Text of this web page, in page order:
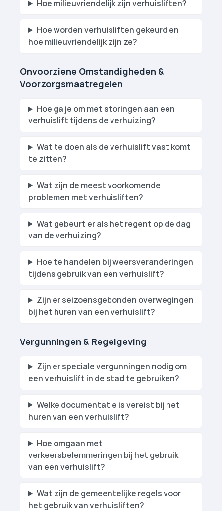
Hoe milieuvriendelijk zijn verhuislift­en?
Hoe worden verhuislift­en gekeurd en
hoe milieuvriendelijk zijn ze?
Onvoorziene Omstandigheden &
Voorzorgsmaatregelen
Hoe ga je om met storingen aan een
verhuislift tijdens de verhuizing?
Wat te doen als de verhuislift vast komt
te zitten?
Wat zijn de meest voorkomende
problemen met verhuislift­en?
Wat gebeurt er als het regent op de dag
van de verhuizing?
Hoe te handelen bij weersveranderingen
tijdens gebruik van een verhuislift?
Zijn er seizoensgebonden overwegingen
bij het huren van een verhuislift?
Vergunningen & Regelgeving
Zijn er speciale vergunningen nodig om
een verhuislift in de stad te gebruiken?
Welke documentatie is vereist bij het
huren van een verhuislift?
Hoe omgaan met
verkeersbelemmeringen bij het gebruik
van een verhuislift?
Wat zijn de gemeentelijke regels voor
het gebruik van verhuislift­en?